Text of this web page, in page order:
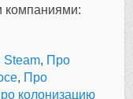
компаниями:
, Про
, Про
колонизацию